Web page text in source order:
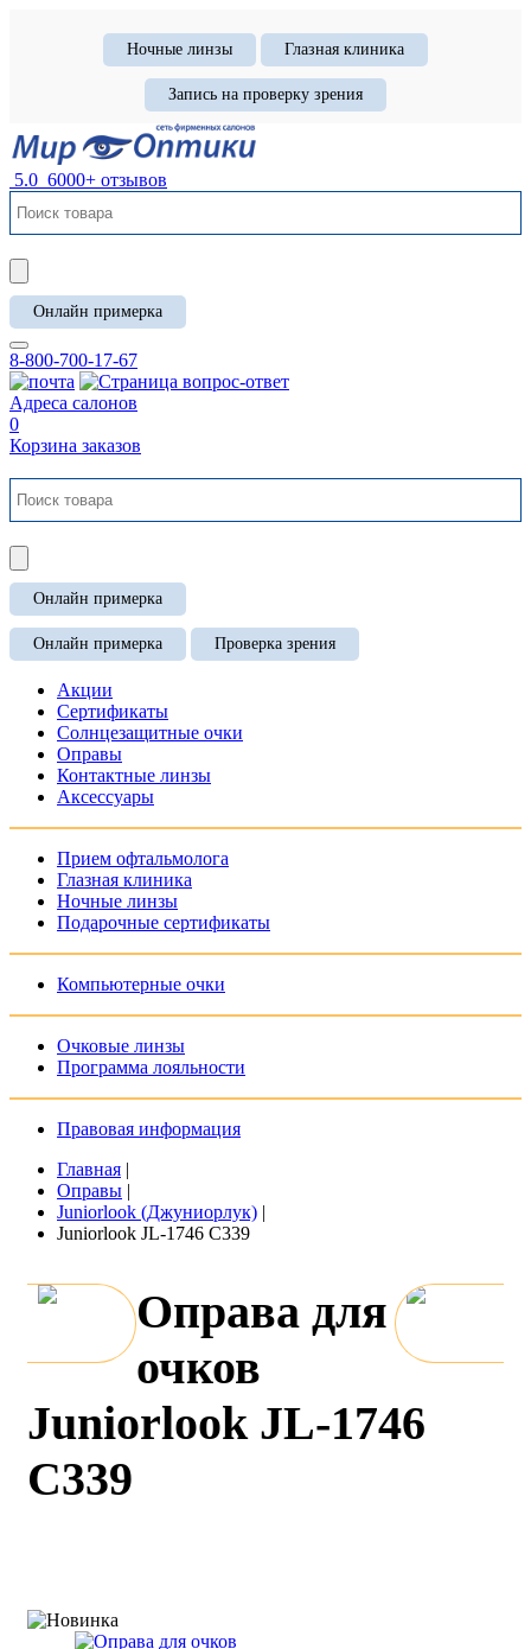
Ночные линзы Глазная клиника
Запись на проверку зрения
5.0 6000+ отзывов
Онлайн примерка
8-800-700-17-67
Адреса салонов
0
Корзина заказов
Онлайн примерка
Онлайн примерка Проверка зрения
Акции
Сертификаты
Солнцезащитные очки
Оправы
Контактные линзы
Аксессуары
Прием офтальмолога
Глазная клиника
Ночные линзы
Подарочные сертификаты
Компьютерные очки
Очковые линзы
Программа лояльности
Правовая информация
Главная |
Оправы |
Juniorlook (Джуниорлук) |
Juniorlook JL-1746 C339
Оправа для
очков
Juniorlook JL-1746
C339